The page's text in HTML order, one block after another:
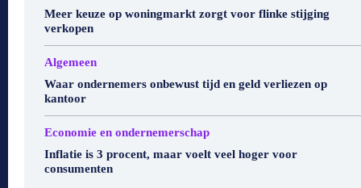
Meer keuze op woningmarkt zorgt voor flinke stijging
verkopen
Algemeen
Waar ondernemers onbewust tijd en geld verliezen op
kantoor
Economie en ondernemerschap
Inflatie is 3 procent, maar voelt veel hoger voor
consumenten